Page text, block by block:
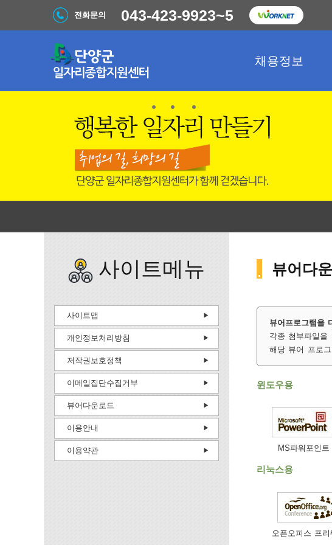
채용정보
전화문의 043-423-9923~5
뷰어다
뷰어프로그램을
각종 첨부파일
해당 뷰어 프로
윈도우용
MS파워포인트
리눅스용
오픈오피스 프리
사이트메뉴
사이트맵
개인정보처리방침
저작권보호정책
이메일집단수집거부
뷰어다운로드
이용안내
이용약관